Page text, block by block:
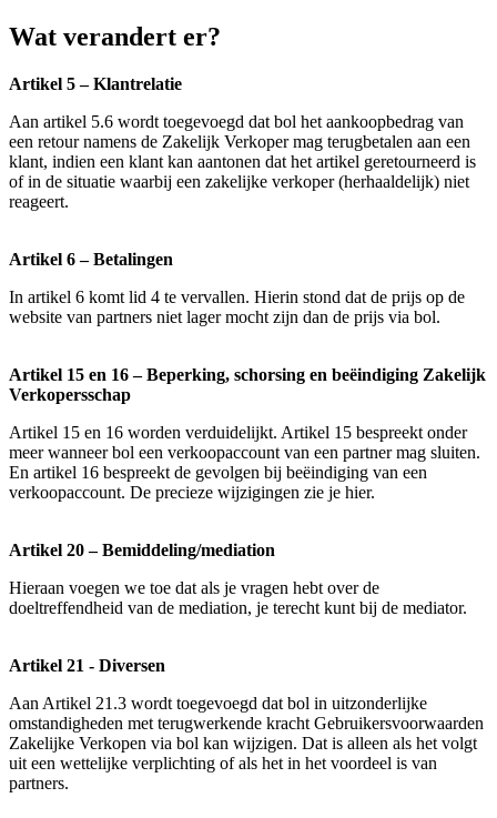
Wat verandert er?
Artikel 5 – Klantrelatie
Aan artikel 5.6 wordt toegevoegd dat bol het aankoopbedrag van
een retour namens de Zakelijk Verkoper mag terugbetalen aan een
klant, indien een klant kan aantonen dat het artikel geretourneerd is
of in de situatie waarbij een zakelijke verkoper (herhaaldelijk) niet
reageert.
Artikel 6 – Betalingen
In artikel 6 komt lid 4 te vervallen. Hierin stond dat de prijs op de
website van partners niet lager mocht zijn dan de prijs via bol.
Artikel 15 en 16 – Beperking, schorsing en beëindiging Zakelijk
Verkopersschap
Artikel 15 en 16 worden verduidelijkt. Artikel 15 bespreekt onder
meer wanneer bol een verkoopaccount van een partner mag sluiten.
En artikel 16 bespreekt de gevolgen bij beëindiging van een
verkoopaccount. De precieze wijzigingen zie je hier.
Artikel 20 – Bemiddeling/mediation
Hieraan voegen we toe dat als je vragen hebt over de
doeltreffendheid van de mediation, je terecht kunt bij de mediator.
Artikel 21 - Diversen
Aan Artikel 21.3 wordt toegevoegd dat bol in uitzonderlijke
omstandigheden met terugwerkende kracht Gebruikersvoorwaarden
Zakelijke Verkopen via bol kan wijzigen. Dat is alleen als het volgt
uit een wettelijke verplichting of als het in het voordeel is van
partners.